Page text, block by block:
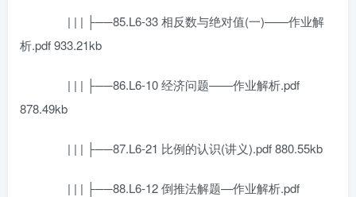
| | | ├──85.L6-33 相反数与绝对值(一)——作业解
析.pdf 933.21kb
| | | ├──86.L6-10 经济问题——作业解析.pdf
878.49kb
| | | ├──87.L6-21 比例的认识(讲义).pdf 880.55kb
| | | ├──88.L6-12 倒推法解题—作业解析.pdf